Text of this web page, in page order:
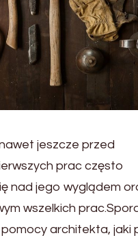
jeszcze przed
prac często
nad jego wyglądem
wszelkich
architekta, jaki